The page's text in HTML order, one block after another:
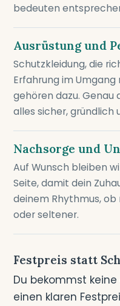
bedeuten
Ausrüstung und
Schutzkleidung, die
Erfahrung im
gehören dazu. Genau
alles sicher, gründlich
Nachsorge und
Auf Wunsch bleiben
Seite, damit dein
deinem Rhythmus,
oder seltener.
Festpreis statt
Du bekommst
einen klaren